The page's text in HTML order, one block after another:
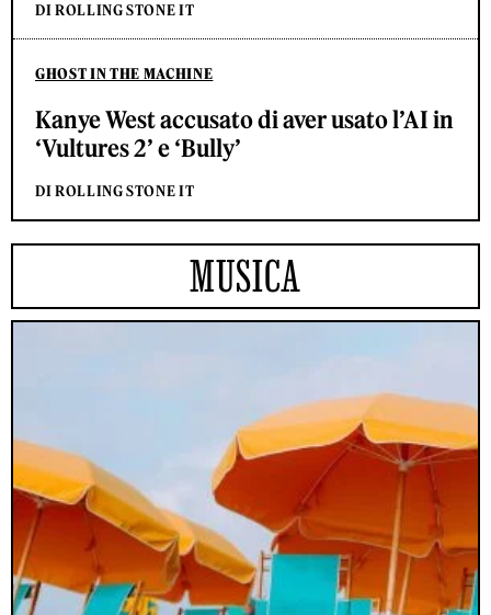
DI ROLLING STONE IT
GHOST IN THE MACHINE
Kanye West accusato di aver usato l’AI in
‘Vultures 2’ e ‘Bully’
DI ROLLING STONE IT
MUSICA